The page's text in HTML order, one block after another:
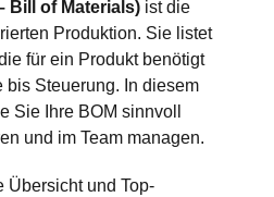
Bill of Materials) ist die
Produktion. Sie listet
für ein Produkt benötigt
bis Steuerung. In diesem
Sie Ihre BOM sinnvoll
und im Team managen.
Übersicht und Top-